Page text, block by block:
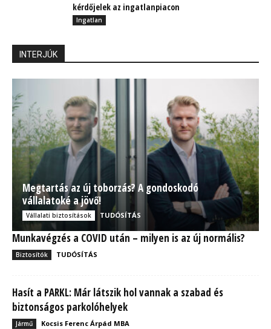
kérdőjelek az ingatlanpiacon
Ingatlan
INTERJÚK
Megtartás az új toborzás? A gondoskodó
vállalatoké a jövő!
Vállalati biztosítások TUDÓSÍTÁS
Munkavégzés a COVID után – milyen is az új normális?
Biztosítók TUDÓSÍTÁS
Hasít a PARKL: Már látszik hol vannak a szabad és
biztonságos parkolóhelyek
Jármű Kocsis Ferenc Árpád MBA